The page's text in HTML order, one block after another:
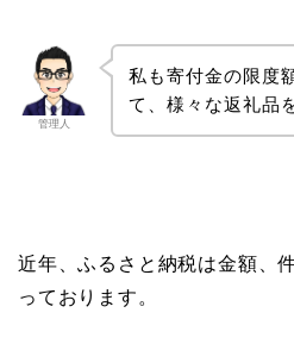
管理人
私も寄付金の限度
て、様々な返礼品
近年、ふるさと納税は金額、
っております。